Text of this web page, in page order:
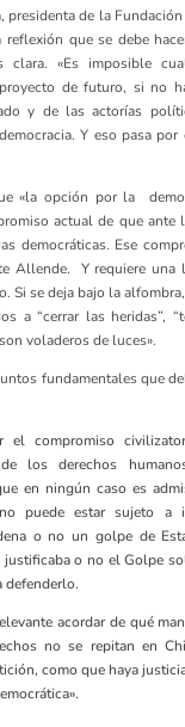
presidenta de la
que se debe
«Es imposible
de futuro, si no
y de las actorías
Y eso pasa
«la opción por la
actual de que ante
democráticas. Ese
Allende. Yrequiere una
Si se deja bajo la
a “cerrar las heridas”,
voladeros de luces».
fundamentales que
el compromiso
los derechos
en ningún caso es
puede estar sujeto a
o no un golpe de
justificaba o no el Golpe
defenderlo.
acordar de qué
no se repitan en
como que haya